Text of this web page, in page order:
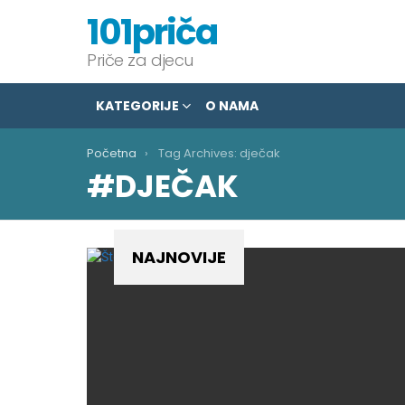
101priča
Priče za djecu
KATEGORIJE O NAMA
You are here:
Početna Tag Archives: dječak
DJEČAK
NAJNOVIJE